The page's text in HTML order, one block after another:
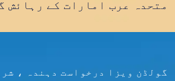
متحدہ عرب امارات کے رہائش
گولڈن ویزا درخواست دہندہ ،